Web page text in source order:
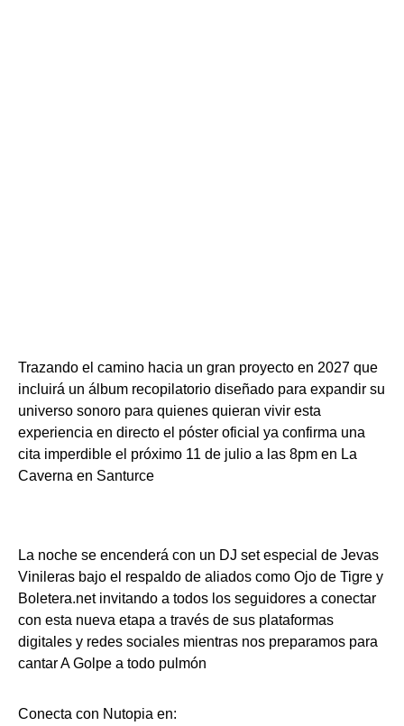
Trazando el camino hacia un gran proyecto en 2027 que
incluirá un álbum recopilatorio diseñado para expandir su
universo sonoro para quienes quieran vivir esta
experiencia en directo el póster oficial ya confirma una
cita imperdible el próximo 11 de julio a las 8pm en La
Caverna en Santurce
La noche se encenderá con un DJ set especial de Jevas
Vinileras bajo el respaldo de aliados como Ojo de Tigre y
Boletera.net invitando a todos los seguidores a conectar
con esta nueva etapa a través de sus plataformas
digitales y redes sociales mientras nos preparamos para
cantar A Golpe a todo pulmón
Conecta con Nutopia en: